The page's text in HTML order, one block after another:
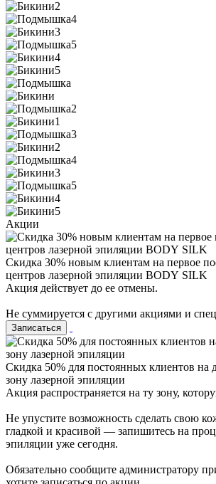
Акции
Cкидка 30% новым клиентам на первое
центров лазерной эпиляции BODY SILK
Акция действует до ее отмены.
Не суммируется с другими акциями и
Записаться
Cкидка 50% для постоянных клиентов на
зону лазерной эпиляции
Акция распространяется на ту зону,
Не упустите возможность сделать свою
гладкой и красивой — запишитесь на
эпиляции уже сегодня.
Обязательно сообщите администратору